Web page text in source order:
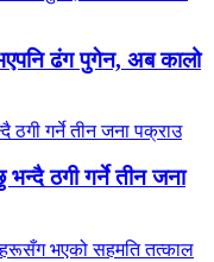
ढंग पुगेन, अब कालो
भन्दै ठगी गर्ने तीन जना